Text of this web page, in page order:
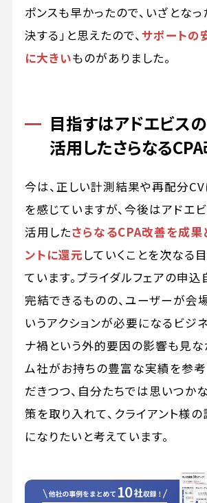
ポンスも早かったので、いざとな
決する」と思えたので、サポートの
に大きいものがありました。
目指すはアドエビス
活用したさらなる
今は、正しい計測結果や再配分
を感じていますが、今後はアドエ
活用したさらなるCPA改善を成果
ントに還元 していくことを次なる
ています。ブライダルフェアの申
完結できるものの、ユーザーが会
いうアクションが必要になるビジ
ナ禍という外的要因の影響も見な
ム社がお持ちの豊富な実績を参
だきつつ、自分たちでは思いつか
策を取り入れて、クライアント様
になりたいと考えています。